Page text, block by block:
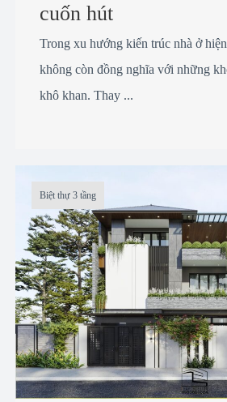
cuốn hút
Trong xu hướng kiến trúc nhà ở
không còn đồng nghĩa với những
khô khan. Thay ...
Biệt thự 3 tầng